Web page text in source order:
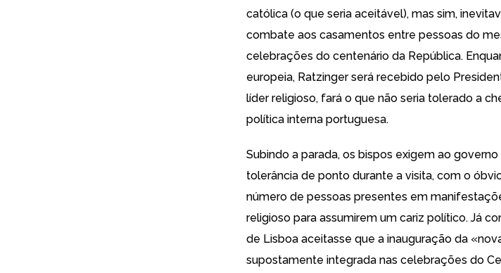
católica (o que seria aceitável), mas sim,
combate aos casamentos entre pessoas do
celebrações do centenário da República.
europeia, Ratzinger será recebido pelo
líder religioso, fará o que não seria tolerado a
política interna portuguesa.
Subindo a parada, os bispos exigem ao governo
tolerância de ponto durante a visita, com o
número de pessoas presentes em
religioso para assumirem um cariz político. Já
de Lisboa aceitasse que a inauguração da
supostamente integrada nas celebrações do